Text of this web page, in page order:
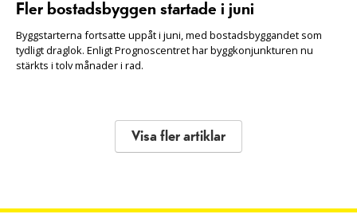
Fler bostadsbyggen startade i juni
Byggstarterna fortsatte uppåt i juni, med bostadsbyggandet som
tydligt draglok. Enligt Prognoscentret har byggkonjunkturen nu
stärkts i tolv månader i rad.
Visa fler artiklar